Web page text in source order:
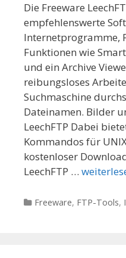
Die Freeware
empfehlenswerte
Internetprogramme,
Funktionen wie
und ein Archive
reibungsloses
Suchmaschine
Dateinamen. Bilder
LeechFTP Dabei
Kommandos für
kostenloser
LeechFTP …
Kategorien
Freeware, FTP-Tools,